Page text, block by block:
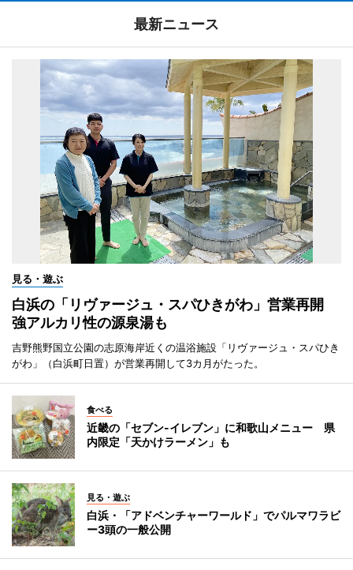
最新ニュース
見る・遊ぶ
白浜の「リヴァージュ・スパひきがわ」営業再開
強アルカリ性の源泉湯も
吉野熊野国立公園の志原海岸近くの温浴施設「リヴァージュ・スパひき
がわ」（白浜町日置）が営業再開して3カ月がたった。
食べる
近畿の「セブン-イレブン」に和歌山メニュー 県
内限定「天かけラーメン」も
見る・遊ぶ
白浜・「アドベンチャーワールド」でパルマワラビ
ー3頭の一般公開